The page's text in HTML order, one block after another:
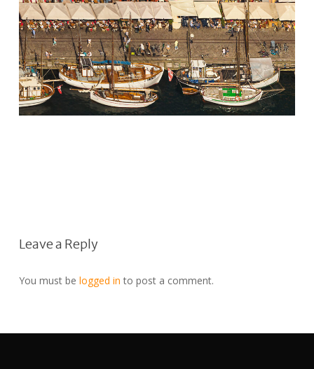
Leave a Reply
You must be logged in to post a comment.